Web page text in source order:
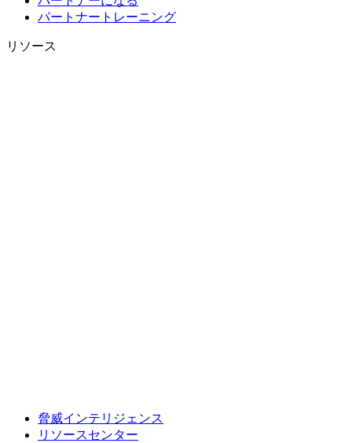
パートナートレーニング
リソース
脅威インテリジェンス
リソースセンター